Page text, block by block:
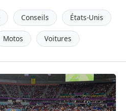
Conseils États-Unis
Motos Voitures